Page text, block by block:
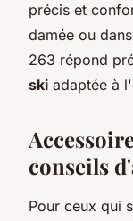
précis et
damée ou
263 répond
ski adaptée à
conseils
Pour ceux qui